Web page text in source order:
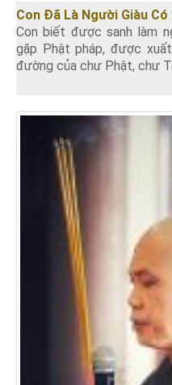
Con Đã Là Người Giàu Có
Con biết được sanh làm
gặp Phật pháp, được
đường của chư Phật, chư